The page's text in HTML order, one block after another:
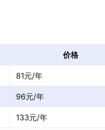
价格
81元/年
96元/年
133元/年